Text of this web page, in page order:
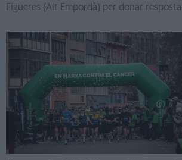
Figueres (Alt Empordà) per donar resposta